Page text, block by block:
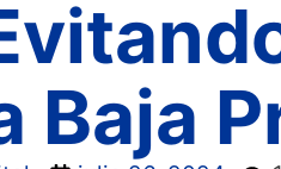
Baja